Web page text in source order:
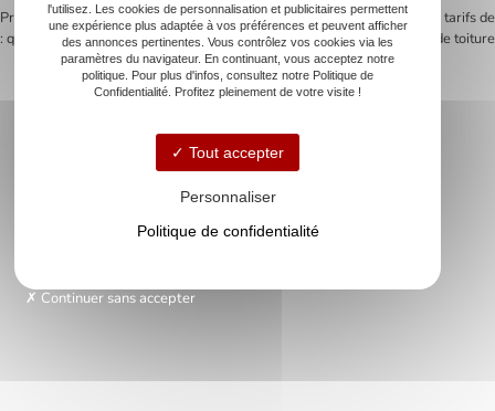
Navigation
Previous:Prix rénovation toiture 70m2
: que faut-il prévoir ?
Next:Comprendre les tarifs de
nettoyage de toiture
Accueil
Couverture
Zinguerie
Rénovation de toiture
Dépannage d’urgence
l'utilisez. Les cookies de personnalisation et publicitaires permettent
une expérience plus adaptée à vos préférences et peuvent afficher
des annonces pertinentes. Vous contrôlez vos cookies via les
paramètres du navigateur. En continuant, vous acceptez notre
politique. Pour plus d'infos, consultez notre Politique de
Confidentialité. Profitez pleinement de votre visite !
Tout accepter
Personnaliser
Politique de confidentialité
Continuer sans accepter